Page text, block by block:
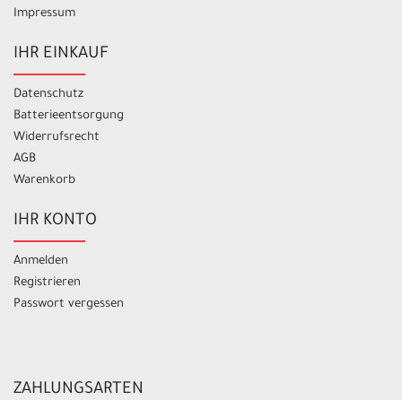
Impressum
IHR EINKAUF
Datenschutz
Batterieentsorgung
Widerrufsrecht
AGB
Warenkorb
IHR KONTO
Anmelden
Registrieren
Passwort vergessen
ZAHLUNGSARTEN